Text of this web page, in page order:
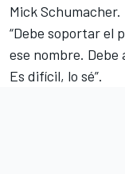
Mick Schumacher.
“Debe soportar el
ese nombre.
Es difícil, lo sé”.